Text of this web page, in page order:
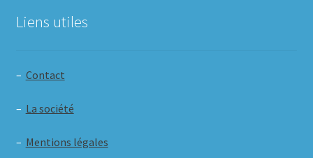
Liens utiles
– Contact
– La société
– Mentions légales